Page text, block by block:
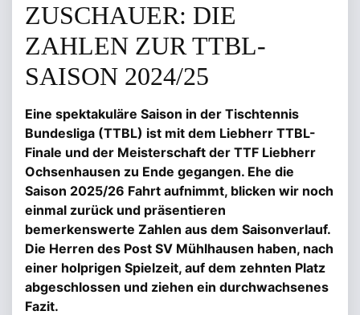
ZUSCHAUER: DIE
ZAHLEN ZUR TTBL-
SAISON 2024/25
Eine spektakuläre Saison in der Tischtennis
Bundesliga (TTBL) ist mit dem Liebherr TTBL-
Finale und der Meisterschaft der TTF Liebherr
Ochsenhausen zu Ende gegangen. Ehe die
Saison 2025/26 Fahrt aufnimmt, blicken wir noch
einmal zurück und präsentieren
bemerkenswerte Zahlen aus dem Saisonverlauf.
Die Herren des Post SV Mühlhausen haben, nach
einer holprigen Spielzeit, auf dem zehnten Platz
abgeschlossen und ziehen ein durchwachsenes
Fazit.